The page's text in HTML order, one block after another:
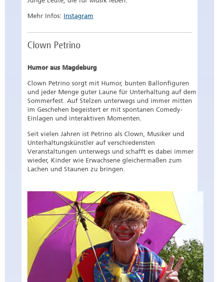
Mehr Infos: Instagram
Clown Petrino
Humor aus Magdeburg
Clown Petrino sorgt mit Humor, bunten Ballonfiguren
und jeder Menge guter Laune für Unterhaltung auf dem
Sommerfest. Auf Stelzen unterwegs und immer mitten
im Geschehen begeistert er mit spontanen Comedy-
Einlagen und interaktiven Momenten.
Seit vielen Jahren ist Petrino als Clown, Musiker und
Unterhaltungskünstler auf verschiedensten
Veranstaltungen unterwegs und schafft es dabei immer
wieder, Kinder wie Erwachsene gleichermaßen zum
Lachen und Staunen zu bringen.